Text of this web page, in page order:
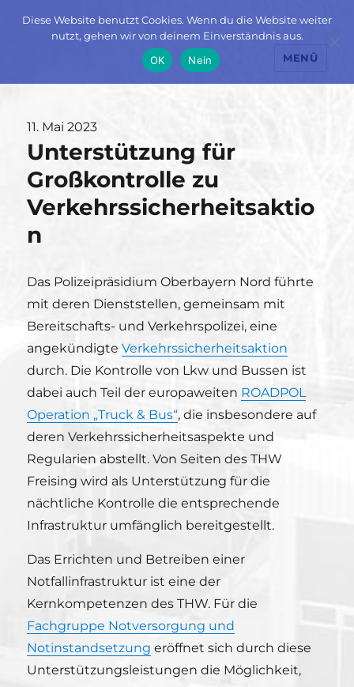
MENÜ
Veröffentlicht
am
11. Mai 2023
Unterstützung für
Großkontrolle zu
Verkehrssicherheitsaktio
n
Das Polizeipräsidium Oberbayern Nord führte
mit deren Dienststellen, gemeinsam mit
Bereitschafts- und Verkehrspolizei, eine
angekündigteVerkehrssicherheitsaktion
durch. Die Kontrolle von Lkw und Bussen ist
dabei auch Teil der europaweiten ROADPOL
Operation „Truck & Bus“, die insbesondere auf
deren Verkehrssicherheitsaspekte und
Regularien abstellt. Von Seiten des THW
Freising wird als Unterstützung für die
nächtliche Kontrolle die entsprechende
Infrastruktur umfänglich bereitgestellt.
Das Errichten und Betreiben einer
Notfallinfrastruktur ist eine der
Kernkompetenzen des THW. Für die
Fachgruppe Notversorgung und
Notinstandsetzung eröffnet sich durch diese
Unterstützungsleistungen die Möglichkeit,
Diese Website benutzt Cookies. Wenn du die Website weiter
nutzt, gehen wir von deinem Einverständnis aus.
OK
Nein